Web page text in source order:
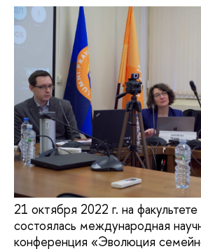
21 октября 2022 г. на
состоялась международная
конференция «Эволюция